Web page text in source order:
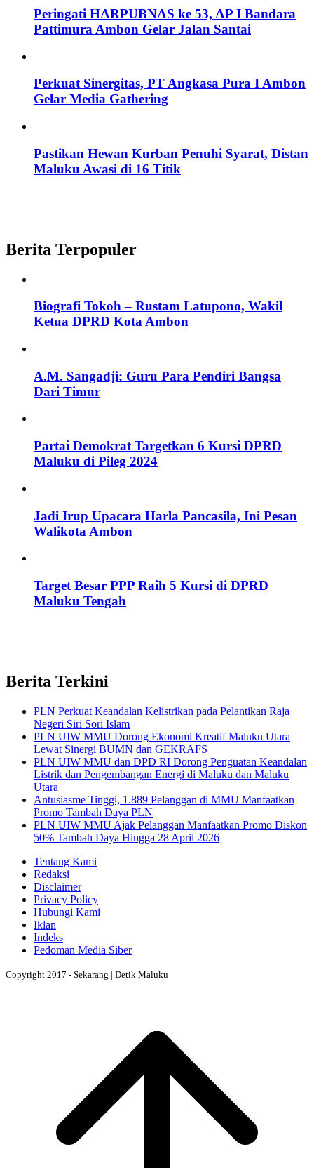
Peringati HARPUBNAS ke 53, AP I Bandara
Pattimura Ambon Gelar Jalan Santai
Perkuat Sinergitas, PT Angkasa Pura I Ambon
Gelar Media Gathering
Pastikan Hewan Kurban Penuhi Syarat, Distan
Maluku Awasi di 16 Titik
Berita Terpopuler
Biografi Tokoh – Rustam Latupono, Wakil
Ketua DPRD Kota Ambon
A.M. Sangadji: Guru Para Pendiri Bangsa
Dari Timur
Partai Demokrat Targetkan 6 Kursi DPRD
Maluku di Pileg 2024
Jadi Irup Upacara Harla Pancasila, Ini Pesan
Walikota Ambon
Target Besar PPP Raih 5 Kursi di DPRD
Maluku Tengah
Berita Terkini
PLN Perkuat Keandalan Kelistrikan pada Pelantikan Raja
Negeri Siri Sori Islam
PLN UIW MMU Dorong Ekonomi Kreatif Maluku Utara
Lewat Sinergi BUMN dan GEKRAFS
PLN UIW MMU dan DPD RI Dorong Penguatan Keandalan
Listrik dan Pengembangan Energi di Maluku dan Maluku
Utara
Antusiasme Tinggi, 1.889 Pelanggan di MMU Manfaatkan
Promo Tambah Daya PLN
PLN UIW MMU Ajak Pelanggan Manfaatkan Promo Diskon
50% Tambah Daya Hingga 28 April 2026
Tentang Kami
Redaksi
Disclaimer
Privacy Policy
Hubungi Kami
Iklan
Indeks
Pedoman Media Siber
Copyright 2017 - Sekarang | Detik Maluku